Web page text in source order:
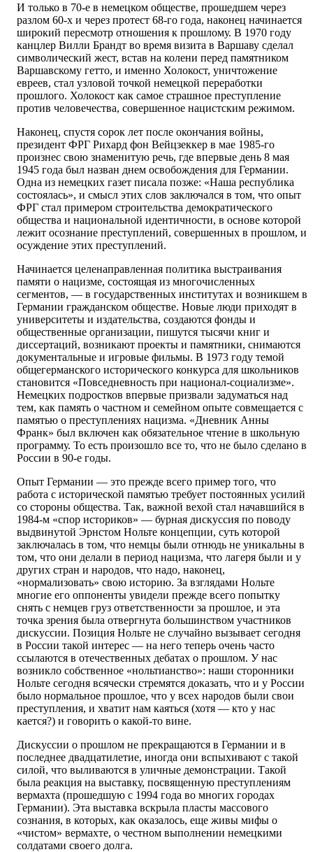
И только в 70-е в немецком обществе, прошедшем через
разлом 60-х и через протест 68-го года, наконец начинается
широкий пересмотр отношения к прошлому. В 1970 году
канцлер Вилли Брандт во время визита в Варшаву сделал
символический жест, встав на колени перед памятником
Варшавскому гетто, и именно Холокост, уничтожение
евреев, стал узловой точкой немецкой переработки
прошлого. Холокост как самое страшное преступление
против человечества, совершенное нацистским режимом.
Наконец, спустя сорок лет после окончания войны,
президент ФРГ Рихард фон Вейцзеккер в мае 1985-го
произнес свою знаменитую речь, где впервые день 8 мая
1945 года был назван днем освобождения для Германии.
Одна из немецких газет писала позже: «Наша республика
состоялась», и смысл этих слов заключался в том, что опыт
ФРГ стал примером строительства демократического
общества и национальной идентичности, в основе которой
лежит осознание преступлений, совершенных в прошлом, и
осуждение этих преступлений.
Начинается целенаправленная политика выстраивания
памяти о нацизме, состоящая из многочисленных
сегментов, — в государственных институтах и возникшем в
Германии гражданском обществе. Новые люди приходят в
университеты и издательства, создаются фонды и
общественные организации, пишутся тысячи книг и
диссертаций, возникают проекты и памятники, снимаются
документальные и игровые фильмы. В 1973 году темой
общегерманского исторического конкурса для школьников
становится «Повседневность при национал-социализме».
Немецких подростков впервые призвали задуматься над
тем, как память о частном и семейном опыте совмещается с
памятью о преступлениях нацизма. «Дневник Анны
Франк» был включен как обязательное чтение в школьную
программу. То есть произошло все то, что не было сделано в
России в 90-е годы.
Опыт Германии — это прежде всего пример того, что
работа с исторической памятью требует постоянных усилий
со стороны общества. Так, важной вехой стал начавшийся в
1984-м «спор историков» — бурная дискуссия по поводу
выдвинутой Эрнстом Нольте концепции, суть которой
заключалась в том, что немцы были отнюдь не уникальны в
том, что они делали в период нацизма, что лагеря были и у
других стран и народов, что надо, наконец,
«нормализовать» свою историю. За взглядами Нольте
многие его оппоненты увидели прежде всего попытку
снять с немцев груз ответственности за прошлое, и эта
точка зрения была отвергнута большинством участников
дискуссии. Позиция Нольте не случайно вызывает сегодня
в России такой интерес — на него теперь очень часто
ссылаются в отечественных дебатах о прошлом. У нас
возникло собственное «нольтианство»: наши сторонники
Нольте сегодня всячески стремятся доказать, что и у России
было нормальное прошлое, что у всех народов были свои
преступления, и хватит нам каяться (хотя — кто у нас
кается?) и говорить о какой-то вине.
Дискуссии о прошлом не прекращаются в Германии и в
последнее двадцатилетие, иногда они вспыхивают с такой
силой, что выливаются в уличные демонстрации. Такой
была реакция на выставку, посвященную преступлениям
вермахта (прошедшую с 1994 года во многих городах
Германии). Эта выставка вскрыла пласты массового
сознания, в которых, как оказалось, еще живы мифы о
«чистом» вермахте, о честном выполнении немецкими
солдатами своего долга.